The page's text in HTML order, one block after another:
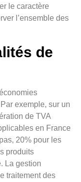
le caractère
l’ensemble des
de
exemple, sur un
de TVA
en France
20% pour les
produits
La gestion
traitement des